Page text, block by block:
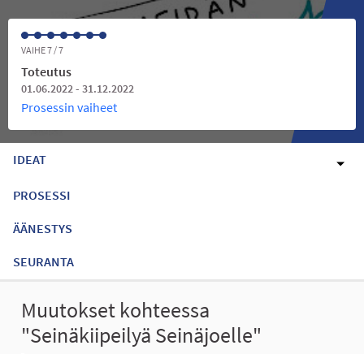
VAIHE 7 / 7
Toteutus
01.06.2022 - 31.12.2022
Prosessin vaiheet
IDEAT
PROSESSI
ÄÄNESTYS
SEURANTA
Muutokset kohteessa
"Seinäkiipeilyä Seinäjoelle"